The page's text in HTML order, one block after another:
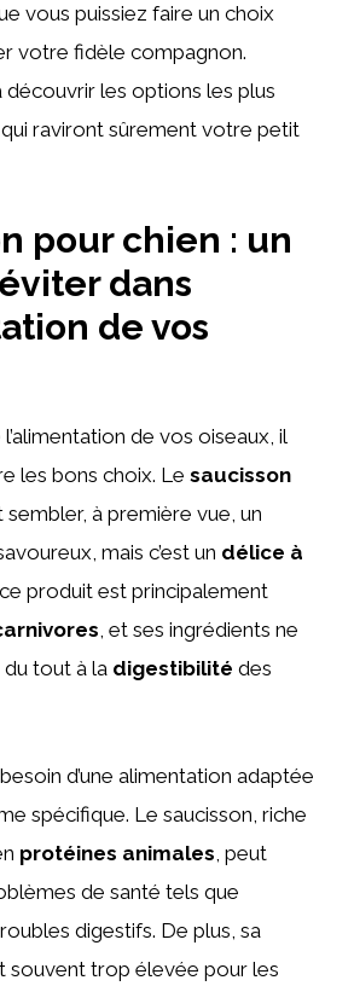
vous puissiez faire un choix
votre fidèle compagnon.
découvrir les options les plus
raviront sûrement votre petit
pour chien : un
dans
de vos
l’alimentation de vos oiseaux, il
les bons choix. Le saucisson
sembler, à première vue, un
mais c’est un délice à
produit est principalement
, et ses ingrédients ne
tout à la digestibilité des
d’une alimentation adaptée
spécifique. Le saucisson, riche
protéines animales, peut
de santé tels que
digestifs. De plus, sa
souvent trop élevée pour les